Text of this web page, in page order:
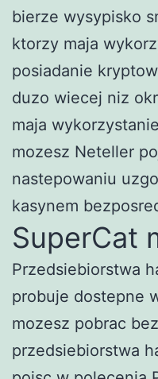
bierze wysypisko
ktorzy maja
posiadanie
duzo wiecej niz
maja
mozesz Neteller
nastepowaniu
kasynem
SuperCat
Przedsiebiorstwa
probuje dostepne
mozesz pobrac
przedsiebiorstwa